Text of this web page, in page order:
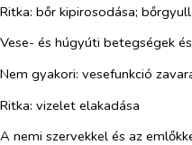
Ritka: bőr kipirosodása;
Vese- és húgyúti betegségek
Nem gyakori: vesefunkció
Ritka: vizelet elakadása
A nemi szervekkel és az